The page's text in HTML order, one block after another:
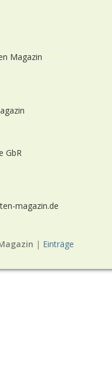
GbR
magazin.de
| Einträge